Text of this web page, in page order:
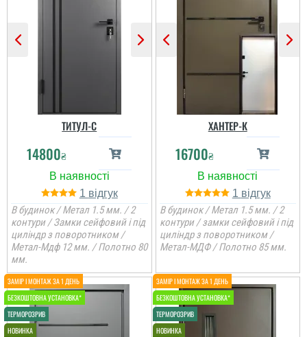
ТИТУЛ-С
14800₴
1
В будинок / Метал 1.5 мм. / 2
контури / Замки сейфовий і під
циліндр з поворотником /
Метал-Мдф 12 мм. / Полотно 80
мм.
ХАНТЕР-К
16700₴
1
В будинок / Метал 1.5 мм. / 2
контури / замки сейфовий і під
циліндр з поворотником /
Метал-МДФ / Полотно 85 мм.